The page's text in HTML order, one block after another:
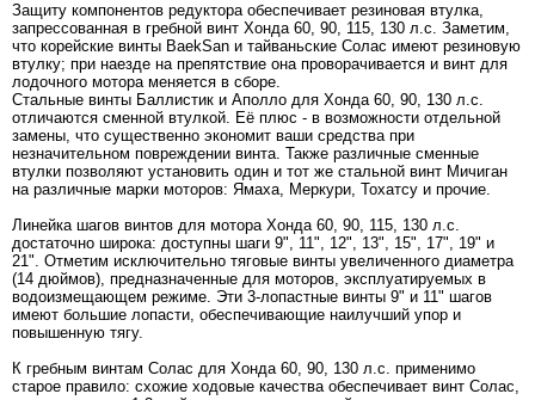
Защиту компонентов редуктора обеспечивает резиновая втулка,
запрессованная в гребной винт Хонда 60, 90, 115, 130 л.с. Заметим,
что корейские винты BaekSan и тайваньские Солас имеют резиновую
втулку; при наезде на препятствие она проворачивается и винт для
лодочного мотора меняется в сборе.
Стальные винты Баллистик и Аполло для Хонда 60, 90, 130 л.с.
отличаются сменной втулкой. Её плюс - в возможности отдельной
замены, что существенно экономит ваши средства при
незначительном повреждении винта. Также различные сменные
втулки позволяют установить один и тот же стальной винт Мичиган
на различные марки моторов: Ямаха, Меркури, Тохатсу и прочие.
Линейка шагов винтов для мотора Хонда 60, 90, 115, 130 л.с.
достаточно широка: доступны шаги 9", 11", 12", 13", 15", 17", 19" и
21". Отметим исключительно тяговые винты увеличенного диаметра
(14 дюймов), предназначенные для моторов, эксплуатируемых в
водоизмещающем режиме. Эти 3-лопастные винты 9" и 11" шагов
имеют большие лопасти, обеспечивающие наилучший упор и
повышенную тягу.
К гребным винтам Солас для Хонда 60, 90, 130 л.с. применимо
старое правило: схожие ходовые качества обеспечивает винт Солас,